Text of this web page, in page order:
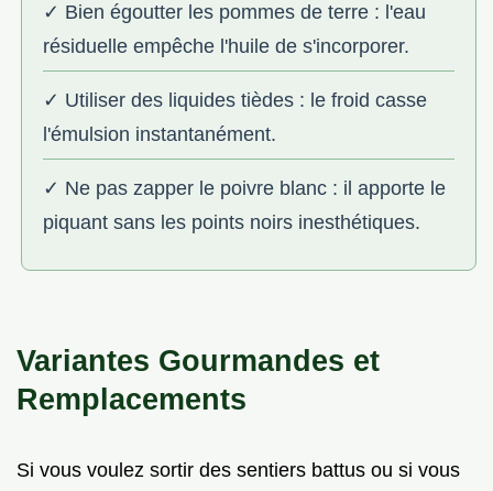
✓ Bien égoutter les pommes de terre : l'eau
résiduelle empêche l'huile de s'incorporer.
✓ Utiliser des liquides tièdes : le froid casse
l'émulsion instantanément.
✓ Ne pas zapper le poivre blanc : il apporte le
piquant sans les points noirs inesthétiques.
Variantes Gourmandes et
Remplacements
Si vous voulez sortir des sentiers battus ou si vous